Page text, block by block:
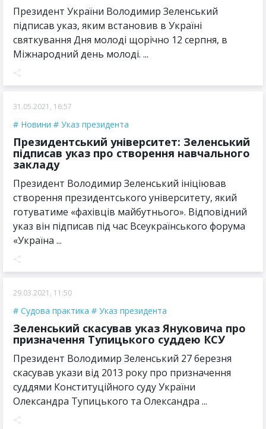
Президент України Володимир Зеленський
підписав указ, яким встановив в Україні
святкування Дня молоді щорічно 12 серпня, в
Міжнародний день молоді. ...
31.05.2021, 16:57
Новини Указ президента
Президентський університет: Зеленський
підписав указ про створення навчального
закладу
Президент Володимир Зеленський ініціював
створення президентського університету, який
готуватиме «фахівців майбутнього». Відповідний
указ він підписав під час Всеукраїнського форума
«Україна ...
29.03.2021, 11:50
Судова практика Указ президента
Зеленський скасував указ Януковича про
призначення Тупицького суддею КСУ
Президент Володимир Зеленський 27 березня
скасував укази від 2013 року про призначення
суддями Конституційного суду України
Олександра Тупицького та Олександра ...